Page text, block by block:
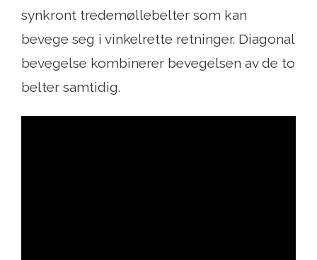
synkront tredemøllebelter som kan
bevege seg i vinkelrette retninger. Diagonal
bevegelse kombinerer bevegelsen av de to
belter samtidig.